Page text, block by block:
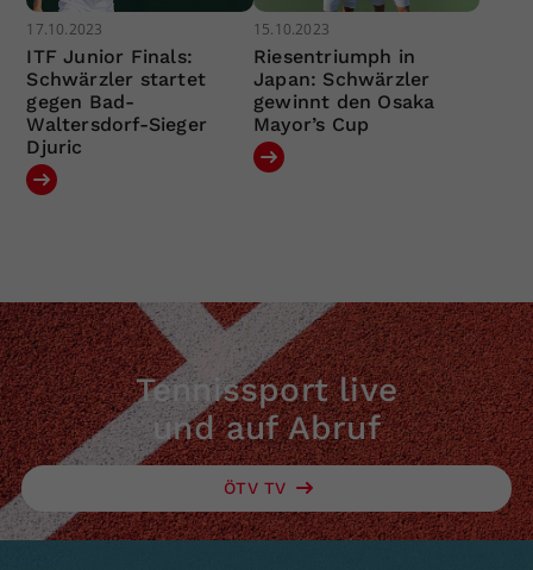
17.10.2023
ITF Junior Finals:
Schwärzler startet
gegen Bad-
Waltersdorf-Sieger
Djuric
15.10.2023
Riesentriumph in
Japan: Schwärzler
gewinnt den Osaka
Mayor’s Cup
Tennissport live
und auf Abruf
ÖTV TV